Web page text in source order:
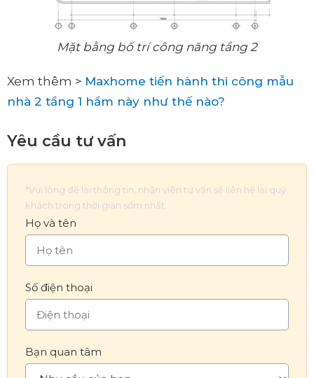
Mặt bằng bố trí công năng tầng 2
Xem thêm > Maxhome tiến hành thi công mẫu
nhà 2 tầng 1 hầm này như thế nào?
Yêu cầu tư vấn
*Vui lòng để lại thông tin, nhân viên tư vấn sẽ liên hệ lại quý
khách trong thời gian sớm nhất
Họ và tên
Số điện thoại
Bạn quan tâm